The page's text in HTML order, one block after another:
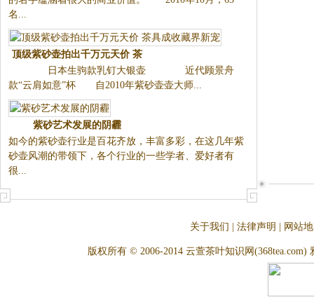
年10月，65名...
顶级紫砂壶拍出千万元天价 茶
具成收藏界新宠
日本生驹款乳钉大银
壶 近代顾景舟款“云肩如
意”杯 自2010年紫砂壶壶大
师...
如今的紫砂壶行业是百花齐放，
丰富多彩，在这几年紫砂壶风潮
的带领下，各个行业的一些学
关于我们 法律声明 网站
版权所有 © 2006-2014 云萱茶叶知识网